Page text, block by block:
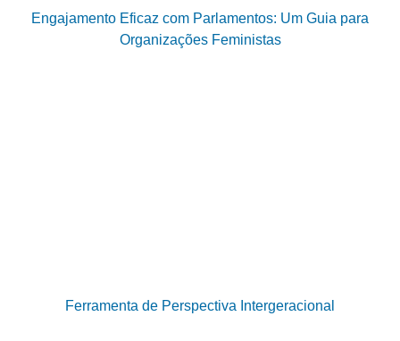
Engajamento Eficaz com Parlamentos: Um Guia para
Organizações Feministas
Ferramenta de Perspectiva Intergeracional